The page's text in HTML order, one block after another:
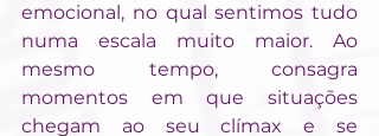
emocional, no qual sentimos tudo
numa escala muito maior. Ao
mesmo tempo, consagra
momentos em que situações
chegam ao seu clímax e se